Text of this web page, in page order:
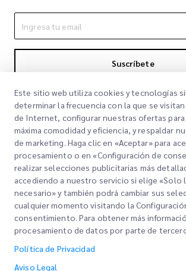
Suscríbete
Al suscribirte aceptas nuestra Política de Privacidad
Privacidad
Links Rápidos
Oficinas
Solicitar una cotización
Corporativo
Sobre nosotros
Nuestros Servicios
Este sitio web utiliza cookies y tecnologías
determinar la frecuencia con la que se
de Internet, configurar nuestras ofertas
máxima comodidad y eficiencia, y respaldar
de marketing. Haga clic en «Aceptar» para
procesamiento o en «Configuración de
realizar selecciones publicitarias más
accediendo a nuestro servicio si elige
necesario» y también podrá cambiar sus
cualquier momento visitando la
consentimiento. Para obtener más
procesamiento de datos por parte de
Política de Privacidad
Aviso Legal